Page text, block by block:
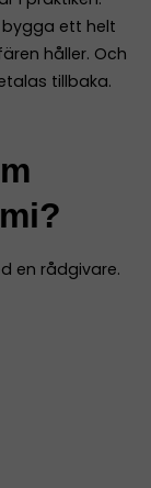
ett helt
håller. Och
tillbaka.
en rådgivare.